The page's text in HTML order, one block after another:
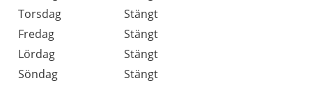
Torsdag
Stängt
Fredag
Stängt
Lördag
Stängt
Söndag
Stängt